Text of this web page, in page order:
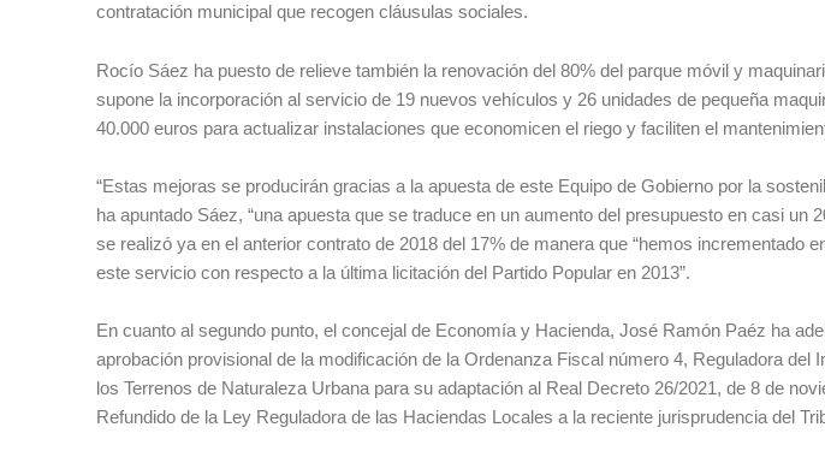
contratación municipal que recogen cláusulas sociales.
Rocío Sáez ha puesto de relieve también la renovación del 80% del parque móvil y
supone la incorporación al servicio de 19 nuevos vehículos y 26 unidades de pequeña
40.000 euros para actualizar instalaciones que economicen el riego y faciliten el
“Estas mejoras se producirán gracias a la apuesta de este Equipo de Gobierno por la
ha apuntado Sáez, “una apuesta que se traduce en un aumento del presupuesto en casi un
se realizó ya en el anterior contrato de 2018 del 17% de manera que “hemos incrementado
este servicio con respecto a la última licitación del Partido Popular en 2013”.
En cuanto al segundo punto, el concejal de Economía y Hacienda, José Ramón Paéz ha
aprobación provisional de la modificación de la Ordenanza Fiscal número 4, Reguladora del
los Terrenos de Naturaleza Urbana para su adaptación al Real Decreto 26/2021, de 8 de
Refundido de la Ley Reguladora de las Haciendas Locales a la reciente jurisprudencia del